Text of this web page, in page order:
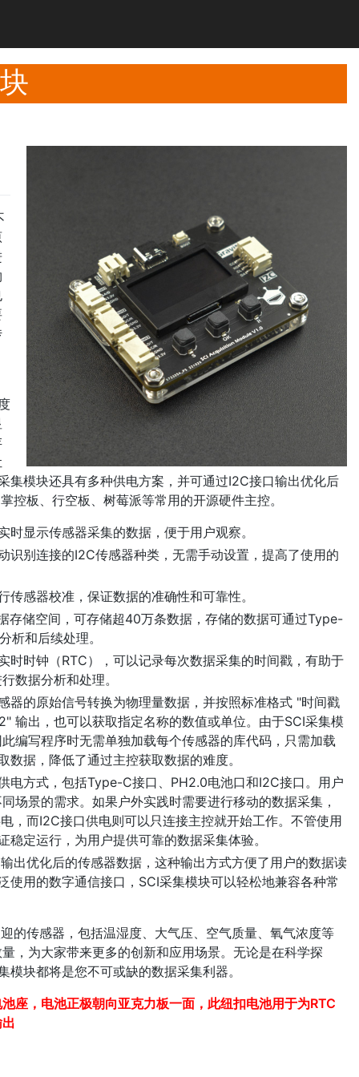
集模块还具有多种供电方案，并可通过I2C接口输出优化后
板、行空板、树莓派等常用的开源硬件主控。
显示传感器采集的数据，便于用户观察。
识别连接的I2C传感器种类，无需手动设置，提高了使用的
感器校准，保证数据的准确性和可靠性。
存储空间，可存储超40万条数据，存储的数据可通过Type-
析和后续处理。
时时钟（RTC），可以记录每次数据采集的时间戳，有助于
数据分析和处理。
器的原始信号转换为物理量数据，并按照标准格式 "时间戳
输出，也可以获取指定名称的数值或单位。由于SCI采集模
编写程序时无需单独加载每个传感器的库代码，只需加载
据，降低了通过主控获取数据的难度。
电方式，包括Type-C接口、PH2.0电池口和I2C接口。用户
场景的需求。如果户外实践时需要进行移动的数据采集，
，而I2C接口供电则可以只连接主控就开始工作。不管使用
定运行，为用户提供可靠的数据采集体验。
出优化后的传感器数据，这种输出方式方便了用户的数据读
使用的数字通信接口，SCI采集模块可以轻松地兼容各种常
的传感器，包括温湿度、大气压、空气质量、氧气浓度等
，为大家带来更多的创新和应用场景。无论是在科学探
块都将是您不可或缺的数据采集利器。
座，电池正极朝向亚克力板一面，此纽扣电池用于为RTC